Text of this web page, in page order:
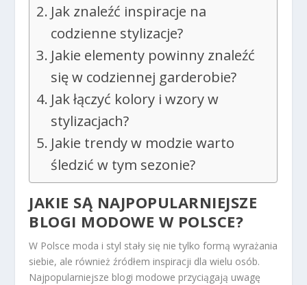
Jak znaleźć inspiracje na
codzienne stylizacje?
Jakie elementy powinny znaleźć
się w codziennej garderobie?
Jak łączyć kolory i wzory w
stylizacjach?
Jakie trendy w modzie warto
śledzić w tym sezonie?
JAKIE SĄ NAJPOPULARNIEJSZE
BLOGI MODOWE W POLSCE?
W Polsce moda i styl stały się nie tylko formą wyrażania
siebie, ale również źródłem inspiracji dla wielu osób.
Najpopularniejsze blogi modowe przyciągają uwagę